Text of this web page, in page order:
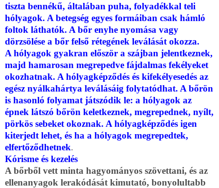
tiszta bennékű, általában puha, folyadékkal teli
hólyagok. A betegség egyes formáiban csak hámló
foltok láthatók. A bőr enyhe nyomása vagy
dörzsölése a bőr felső rétegének leválását okozza.
A hólyagok gyakran először a szájban jelentkeznek,
majd hamarosan megrepedve fájdalmas fekélyeket
okozhatnak. A hólyagképződés és kifekélyesedés az
egész nyálkahártya leválásáig folytatódhat. A bőrön
is hasonló folyamat játszódik le: a hólyagok az
épnek látszó bőrön keletkeznek, megrepednek, nyílt,
pörkös sebeket okoznak. A hólyagképződés igen
kiterjedt lehet, és ha a hólyagok megrepedtek,
elfertőződhetnek.
Kórisme és kezelés
A bőrből vett minta hagyományos szövettani, és az
ellenanyagok lerakódását kimutató, bonyolultabb